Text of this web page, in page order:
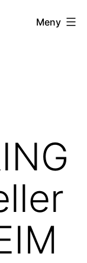
Meny